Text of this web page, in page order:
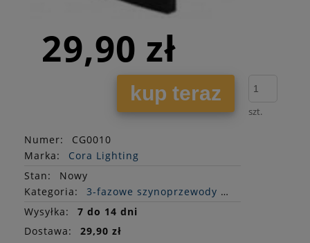
29,90 zł
kup teraz
szt.
Numer:
CG0010
Marka:
Cora Lighting
Stan:
Nowy
Kategoria:
3-fazowe szynoprzewody do sklepów i salonów
Wysyłka:
7 do 14 dni
Dostawa:
29,90 zł